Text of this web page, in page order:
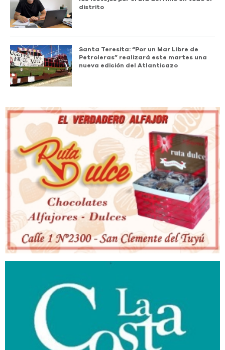
distrito
Santa Teresita: “Por un Mar Libre de
Petroleras” realizará este martes una
nueva edición del Atlanticazo